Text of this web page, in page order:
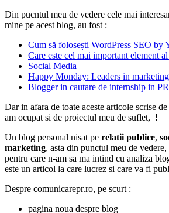
Din pucntul meu de vedere cele mai
mine pe acest blog, au fost :
Cum să folosești WordPress SEO by
Care este cel mai important element
Social Media
Happy Monday: Leaders in marketing
Blogger in cautare de internship in PR
Dar in afara de toate aceste articole scrise
am ocupat si de proiectul meu de suflet, !
Un blog personal nisat pe relatii publice,
marketing, asta din punctul meu de
pentru care n-am sa ma intind cu analiza
este un articol la care lucrez si care va fi
Despre comunicarepr.ro, pe scurt :
pagina noua despre blog